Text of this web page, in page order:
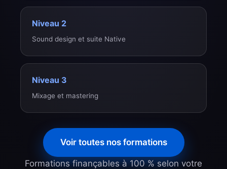
Niveau 2
Sound design et suite Native
Niveau 3
Mixage et mastering
Voir toutes nos formations
Formations finançables à 100 % selon votre